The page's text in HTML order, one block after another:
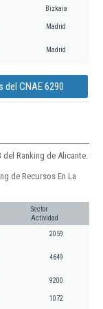
Bizkaia
Madrid
Madrid
del CNAE 6290
del Ranking de Alicante.
de Recursos En La
Sector
Actividad
2059
4649
9200
1072